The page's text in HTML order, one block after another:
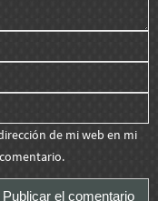
de mi web en mi